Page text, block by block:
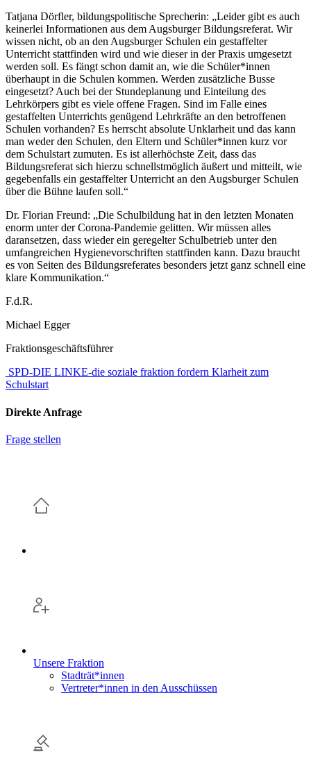
Tatjana Dörfler, bildungspolitische Sprecherin: „Leider gibt es auch
keinerlei Informationen aus dem Augsburger Bildungsreferat. Wir
wissen nicht, ob an den Augsburger Schulen ein gestaffelter
Unterricht stattfinden wird und wie dieser in der Praxis umgesetzt
werden soll. Es fängt schon damit an, wie die Schüler*innen
überhaupt in die Schulen kommen. Werden zusätzliche Busse
eingesetzt? Auch bei der Stundeplanung und Einteilung des
Lehrkörpers gibt es viele offene Fragen. Sind im Falle eines
gestaffelten Unterrichts genügend Lehrkräfte an den betroffenen
Schulen vorhanden? Es herrscht absolute Unklarheit und das kann
man weder den Schulen, den Eltern und Schüler*innen kurz vor
dem Schulstart zumuten. Es ist allerhöchste Zeit, dass das
Bildungsreferat sich hierzu schnellstmöglich äußert und mitteilt, wie
gegebenfalls ein gestaffelter Unterricht an den Augsburger Schulen
über die Bühne laufen soll.“
Dr. Florian Freund: „Die Schulbildung hat in den letzten Monaten
enorm unter der Corona-Pandemie gelitten. Wir müssen alles
daransetzen, dass wieder ein geregelter Schulbetrieb unter den
umfangreichen Hygienevorschriften stattfinden kann. Dazu braucht
es von Seiten des Bildungsreferates besonders jetzt ganz schnell eine
klare Kommunikation.“
F.d.R.
Michael Egger
Fraktionsgeschäftsführer
SPD-DIE LINKE-die soziale fraktion fordern Klarheit zum
Schulstart
Direkte Anfrage
Frage stellen
Unsere Fraktion
Stadträt*innen
Vertreter*innen in den Ausschüssen